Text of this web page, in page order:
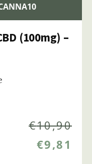
(100mg) –
€10,90
€9,81